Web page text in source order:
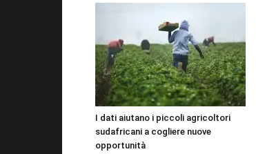
I dati aiutano i piccoli agricoltori
sudafricani a cogliere nuove
opportunità